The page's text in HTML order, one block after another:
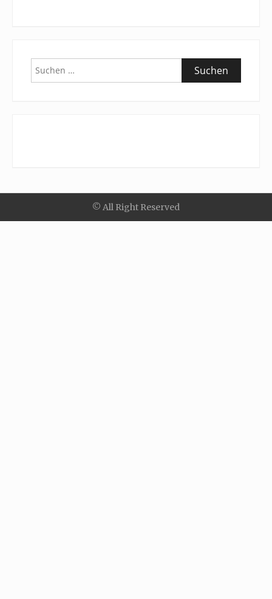
Suchen
nach:
© All Right Reserved